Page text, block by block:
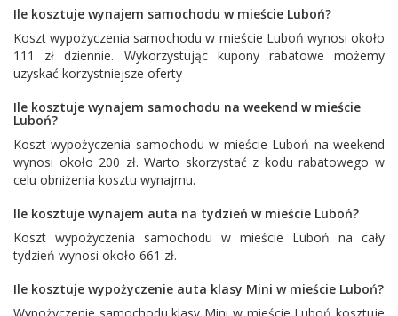
Ile kosztuje wynajem samochodu w mieście Luboń?
Koszt wypożyczenia samochodu w mieście Luboń wynosi około
111 zł dziennie. Wykorzystując kupony rabatowe możemy
uzyskać korzystniejsze oferty
Ile kosztuje wynajem samochodu na weekend w mieście
Luboń?
Koszt wypożyczenia samochodu w mieście Luboń na weekend
wynosi około 200 zł. Warto skorzystać z kodu rabatowego w
celu obniżenia kosztu wynajmu.
Ile kosztuje wynajem auta na tydzień w mieście Luboń?
Koszt wypożyczenia samochodu w mieście Luboń na cały
tydzień wynosi około 661 zł.
Ile kosztuje wypożyczenie auta klasy Mini w mieście Luboń?